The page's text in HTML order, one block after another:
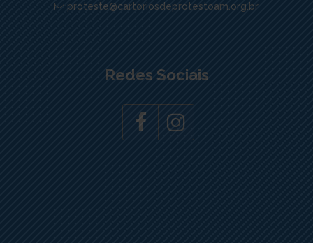
proteste@cartoriosdeprotestoam.org.br
Redes Sociais